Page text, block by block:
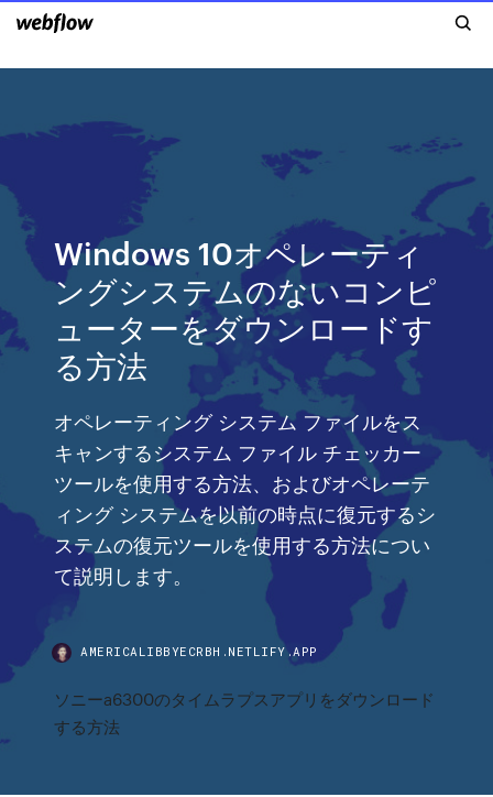
Windows 10オペレーティ
ングシステムのないコンピ
ューターをダウンロードす
る方法
オペレーティング システム ファイルをス
キャンするシステム ファイル チェッカー
ツールを使用する方法、およびオペレーテ
ィング システムを以前の時点に復元するシ
ステムの復元ツールを使用する方法につい
て説明します。
AMERICALIBBYECRBH.NETLIFY.APP
ソニーa6300のタイムラプスアプリをダウンロード
する方法